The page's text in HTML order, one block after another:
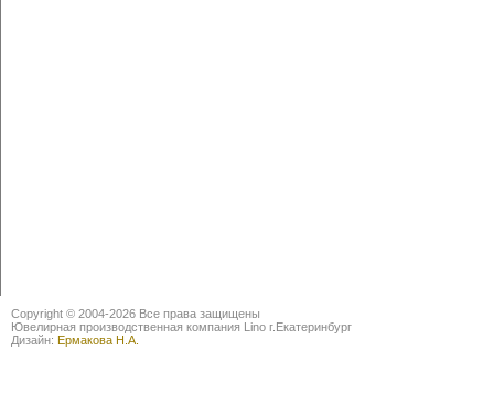
Copyright © 2004-2026 Все права защищены
Ювелирная производственная компания Lino г.Екатеринбург
Дизайн: Ермакова Н.А.